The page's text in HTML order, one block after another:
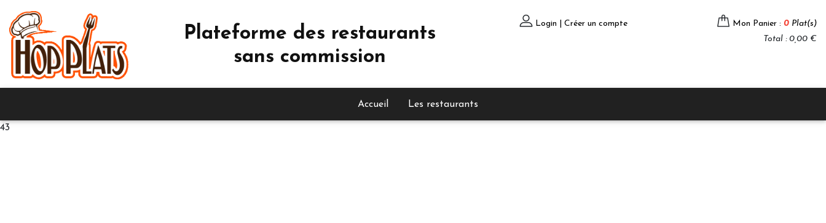
Plateforme des restaurants
sans commission
Login | Créer un compte Mon Panier : 0 Plat(s)
Total : 0,00 €
Accueil Les restaurants
43